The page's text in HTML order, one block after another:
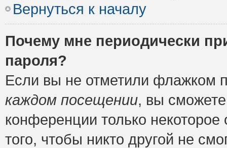
Вернуться к началу
Почему мне периодически
пароля?
Если вы не отметили флажком
каждом посещении, вы
конференции только
того, чтобы никто другой не